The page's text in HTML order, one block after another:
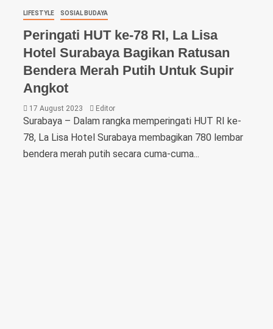
LIFESTYLE SOSIAL BUDAYA
Peringati HUT ke-78 RI, La Lisa
Hotel Surabaya Bagikan Ratusan
Bendera Merah Putih Untuk Supir
Angkot
17 August 2023 Editor
Surabaya – Dalam rangka memperingati HUT RI ke-
78, La Lisa Hotel Surabaya membagikan 780 lembar
bendera merah putih secara cuma-cuma...